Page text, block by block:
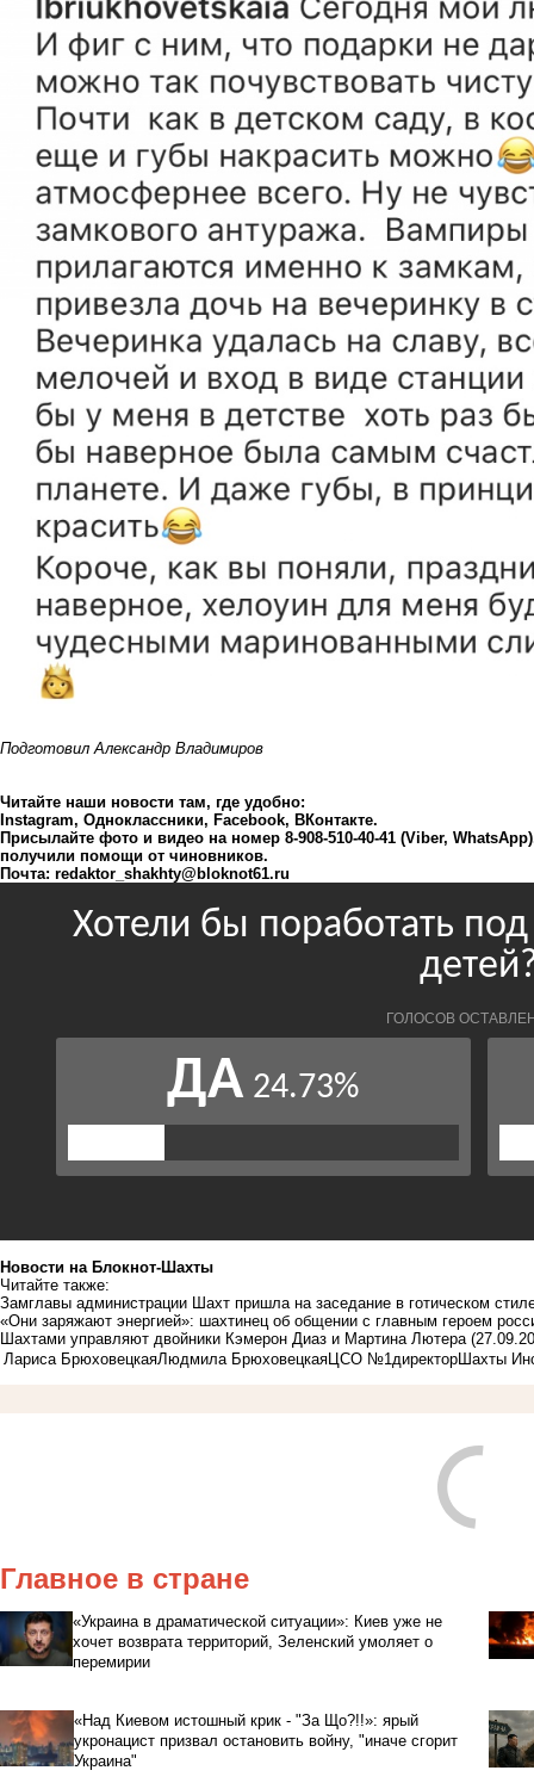
Подготовил Александр Владимиров
Читайте наши новости там, где удобно:
Instagram, Одноклассники, Facebook, ВКонтакте.
Присылайте фото и видео на номер 8-908-510-40-41 (Viber,
получили помощи от чиновников.
Почта: redaktor_shakhty@bloknot61.ru
Новости на Блoкнoт-Шахты
Читайте также:
Замглавы администрации Шахт пришла на заседание в готическом
«Они заряжают энергией»: шахтинец об общении с главным героем
Шахтами управляют двойники Кэмерон Диаз и Мартина Лютера
Лариса БрюховецкаяЛюдмила БрюховецкаяЦСО №1 директорШахты
Главное в стране
«Украина в драматической ситуации»: Киев уже не
хочет возврата территорий, Зеленский умоляет о
перемирии
«Над Киевом истошный крик - "За Що?!!»: ярый
укронацист призвал остановить войну, "иначе сгорит
Украина"